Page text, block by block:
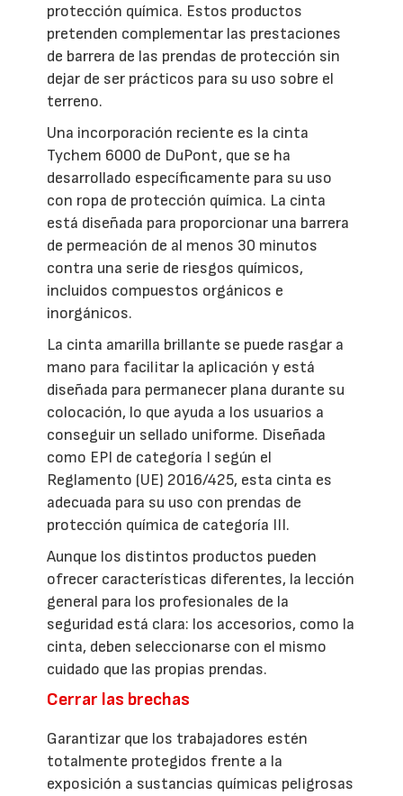
protección química. Estos productos
pretenden complementar las prestaciones
de barrera de las prendas de protección sin
dejar de ser prácticos para su uso sobre el
terreno.
Una incorporación reciente es la cinta
Tychem 6000 de DuPont, que se ha
desarrollado específicamente para su uso
con ropa de protección química. La cinta
está diseñada para proporcionar una barrera
de permeación de al menos 30 minutos
contra una serie de riesgos químicos,
incluidos compuestos orgánicos e
inorgánicos.
La cinta amarilla brillante se puede rasgar a
mano para facilitar la aplicación y está
diseñada para permanecer plana durante su
colocación, lo que ayuda a los usuarios a
conseguir un sellado uniforme. Diseñada
como EPI de categoría I según el
Reglamento (UE) 2016/425, esta cinta es
adecuada para su uso con prendas de
protección química de categoría III.
Aunque los distintos productos pueden
ofrecer características diferentes, la lección
general para los profesionales de la
seguridad está clara: los accesorios, como la
cinta, deben seleccionarse con el mismo
cuidado que las propias prendas.
Cerrar las brechas
Garantizar que los trabajadores estén
totalmente protegidos frente a la
exposición a sustancias químicas peligrosas